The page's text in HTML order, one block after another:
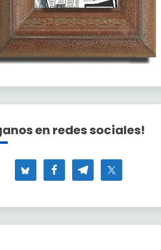
en redes sociales!